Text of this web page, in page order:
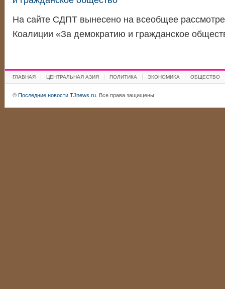
На сайте СДПТ вынесено на всеобщее
Коалиции «За демократию и гражданское
ГЛАВНАЯ ЦЕНТРАЛЬНАЯ АЗИЯ ПОЛИТИКА ЭКОНОМИКА ОБЩЕСТВО
© Последние новости TJnews.ru. Все права защищены.